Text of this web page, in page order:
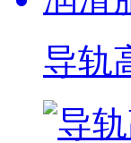
导轨